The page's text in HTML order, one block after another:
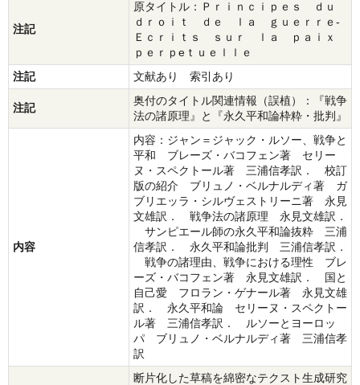
注記
原タイトル：Ｐｒｉｎｃｉｐｅｓ ｄｕ
ｄｒｏｉｔ ｄｅ ｌａ ｇｕｅｒｒｅ‐
Ｅｃｒｉｔｓ ｓｕｒ ｌａ ｐａｉｘ
ｐｅｒｐeｔｕｅｌｌｅ
注記
文献あり 索引あり
注記
奥付のタイトル関連情報（誤植）：『戦争
法の諸原理』と『永久平和論枠粋・批判』
内容
内容：ジャン＝ジャック・ルソー、戦争と
平和 ブレーズ・バコフェン著 セリー
ヌ・スペクトール著 三浦信孝訳． 校訂
版の紹介 ブリュノ・ベルナルディ著 ガ
ブリエッラ・シルヴェストリーニ著 永見
文雄訳． 戦争法の諸原理 永見文雄訳．
サンピエール師の永久平和論抜粋 三浦
信孝訳． 永久平和論批判 三浦信孝訳．
戦争の諸理由、戦争における理性 ブレ
ーズ・バコフェン著 永見文雄訳． 国と
自己愛 フロラン・ゲナール著 永見文雄
訳． 永久平和論 セリーヌ・スペクトー
ル著 三浦信孝訳． ルソーとヨーロッ
パ ブリュノ・ベルナルディ著 三浦信孝
訳
断片化した草稿を綿密なテクスト生成研究